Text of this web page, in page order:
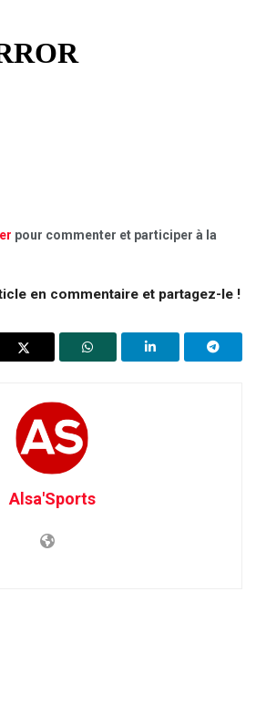
pour commenter et participer à la
en commentaire et partagez-le !
Alsa'Sports